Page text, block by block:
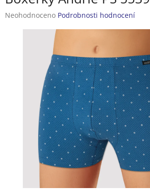
Průměrné
Neohodnoceno Podrobnosti hodnocení